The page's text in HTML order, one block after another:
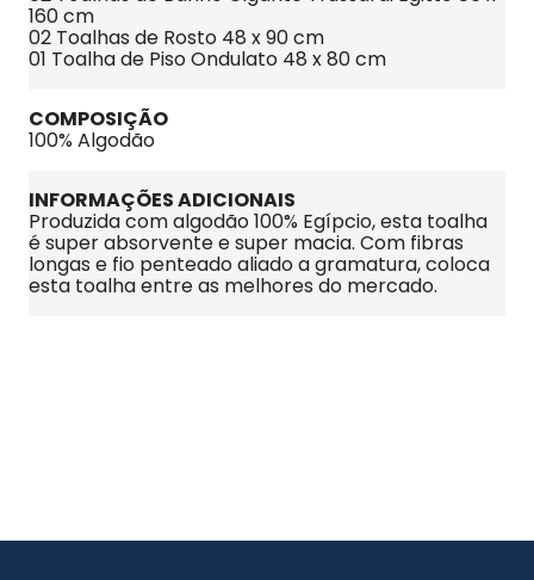
160 cm
02 Toalhas de Rosto 48 x 90 cm
01 Toalha de Piso Ondulato 48 x 80 cm
COMPOSIÇÃO
100% Algodão
INFORMAÇÕES ADICIONAIS
Produzida com algodão 100% Egípcio, esta toalha
é super absorvente e super macia. Com fibras
longas e fio penteado aliado a gramatura, coloca
esta toalha entre as melhores do mercado.